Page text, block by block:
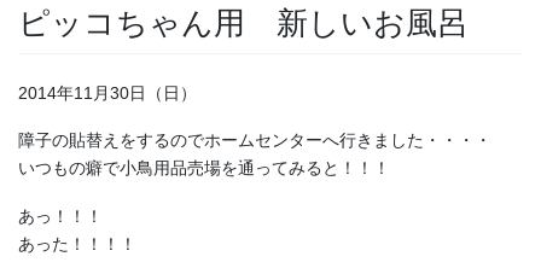
ピッコちゃん用 新しいお風呂
2014年11月30日（日）
障子の貼替えをするのでホームセンターへ行きました・・・・
いつもの癖で小鳥用品売場を通ってみると！！！
あっ！！！
あった！！！！